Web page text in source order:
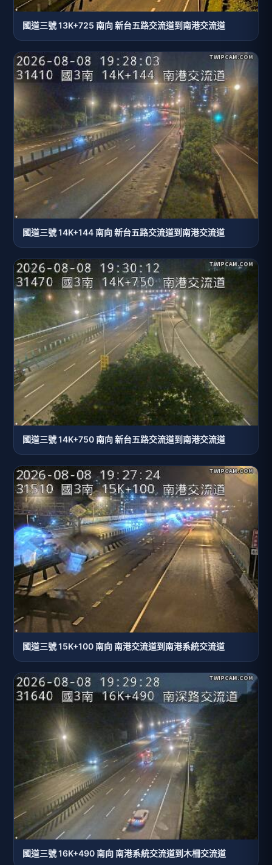
國道三號 13K+725 南向 新台五路交流道到南港交流道
國道三號 14K+144 南向 新台五路交流道到南港交流道
國道三號 14K+750 南向 新台五路交流道到南港交流道
國道三號 15K+100 南向 南港交流道到南港系統交流道
國道三號 16K+490 南向 南港系統交流道到木柵交流道